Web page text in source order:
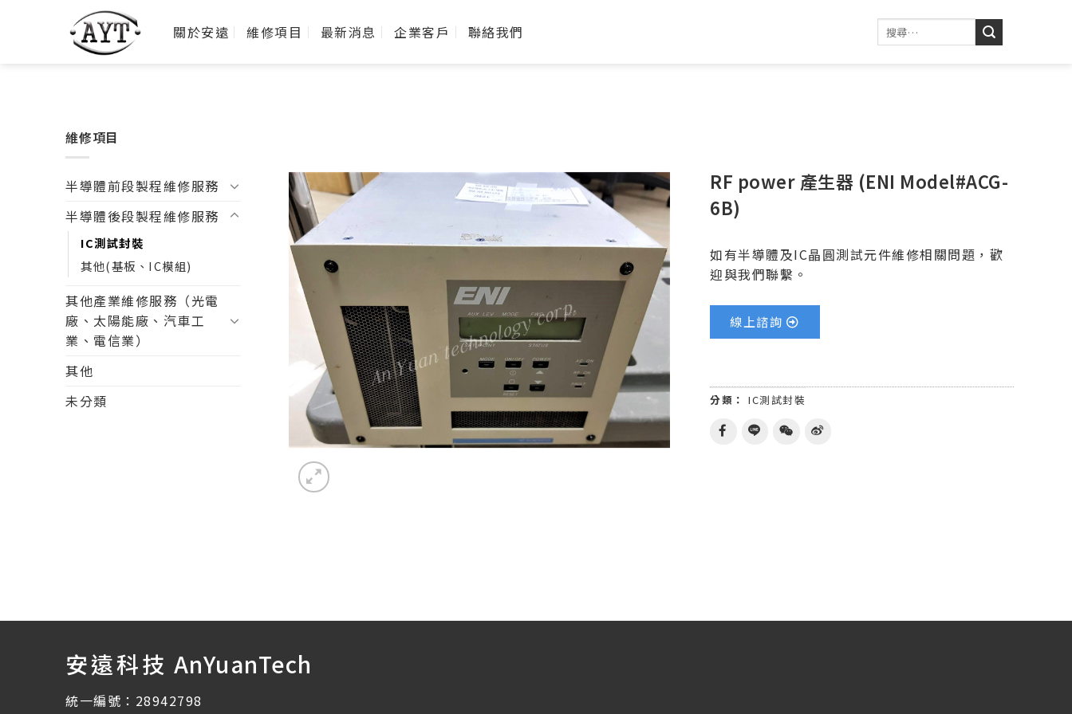
關於安遠 維修項目 最新消息 企業客戶 聯絡我們
維修項目
半導體前段製程維修服務
半導體後段製程維修服務
IC測試封裝
其他(基板、IC模組)
其他產業維修服務（光電
廠、太陽能廠、汽車工
業、電信業）
其他
未分類
RF power 產生器 (ENI Model#ACG-
6B)
如有半導體及IC晶圓測試元件維修相關問題，歡
迎與我們聯繫。
線上諮詢
分類： IC測試封裝
安遠科技 AnYuanTech
統一編號：28942798